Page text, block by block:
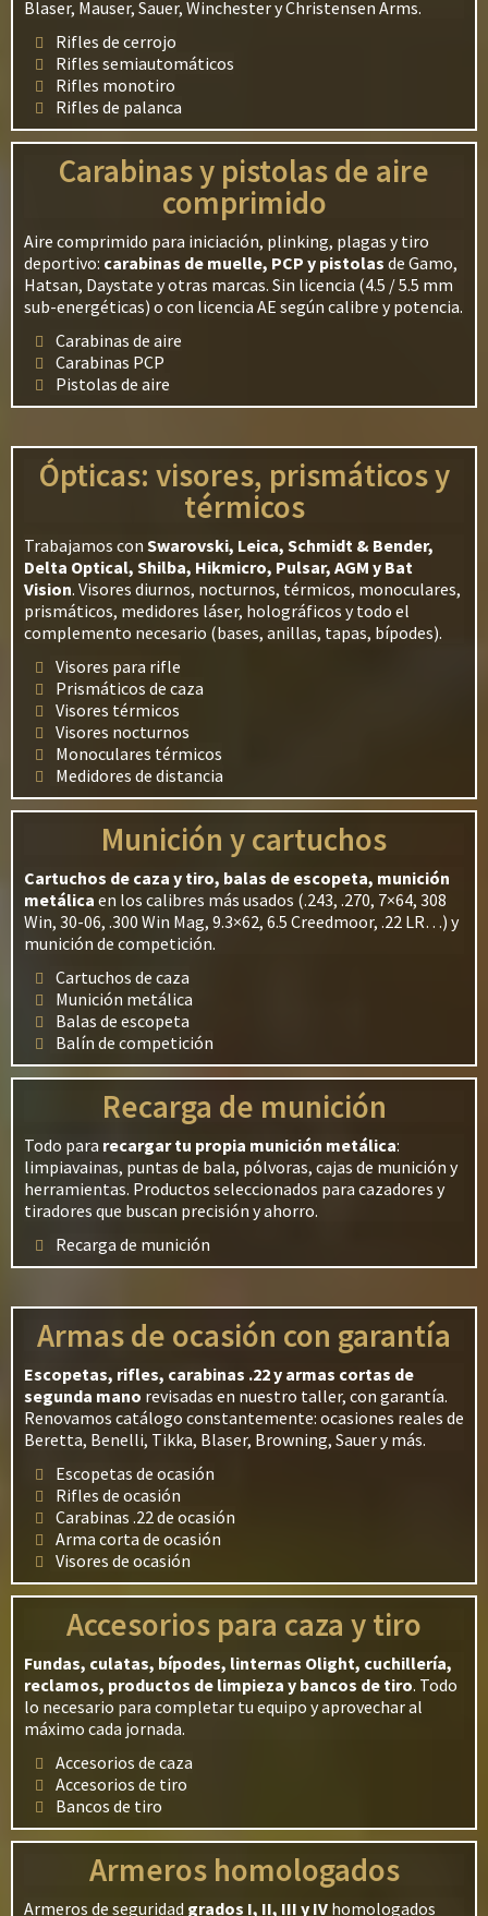
Blaser, Mauser, Sauer, Winchester y Christensen Arms.
Rifles de cerrojo
Rifles semiautomáticos
Rifles monotiro
Rifles de palanca
Carabinas y pistolas de aire
comprimido
Aire comprimido para iniciación, plinking, plagas y tiro
deportivo: carabinas de muelle, PCP y pistolas de Gamo,
Hatsan, Daystate y otras marcas. Sin licencia (4.5 / 5.5 mm
sub-energéticas) o con licencia AE según calibre y potencia.
Carabinas de aire
Carabinas PCP
Pistolas de aire
Ópticas: visores, prismáticos y
térmicos
Trabajamos con Swarovski, Leica, Schmidt & Bender,
Delta Optical, Shilba, Hikmicro, Pulsar, AGM y Bat
Vision. Visores diurnos, nocturnos, térmicos, monoculares,
prismáticos, medidores láser, holográficos y todo el
complemento necesario (bases, anillas, tapas, bípodes).
Visores para rifle
Prismáticos de caza
Visores térmicos
Visores nocturnos
Monoculares térmicos
Medidores de distancia
Munición y cartuchos
Cartuchos de caza y tiro, balas de escopeta, munición
metálica en los calibres más usados (.243, .270, 7×64, 308
Win, 30-06, .300 Win Mag, 9.3×62, 6.5 Creedmoor, .22 LR…) y
munición de competición.
Cartuchos de caza
Munición metálica
Balas de escopeta
Balín de competición
Recarga de munición
Todo para recargar tu propia munición metálica:
limpiavainas, puntas de bala, pólvoras, cajas de munición y
herramientas. Productos seleccionados para cazadores y
tiradores que buscan precisión y ahorro.
Recarga de munición
Armas de ocasión con garantía
Escopetas, rifles, carabinas .22 y armas cortas de
segunda mano revisadas en nuestro taller, con garantía.
Renovamos catálogo constantemente: ocasiones reales de
Beretta, Benelli, Tikka, Blaser, Browning, Sauer y más.
Escopetas de ocasión
Rifles de ocasión
Carabinas .22 de ocasión
Arma corta de ocasión
Visores de ocasión
Accesorios para caza y tiro
Fundas, culatas, bípodes, linternas Olight, cuchillería,
reclamos, productos de limpieza y bancos de tiro. Todo
lo necesario para completar tu equipo y aprovechar al
máximo cada jornada.
Accesorios de caza
Accesorios de tiro
Bancos de tiro
Armeros homologados
Armeros de seguridad grados I, II, III y IV homologados